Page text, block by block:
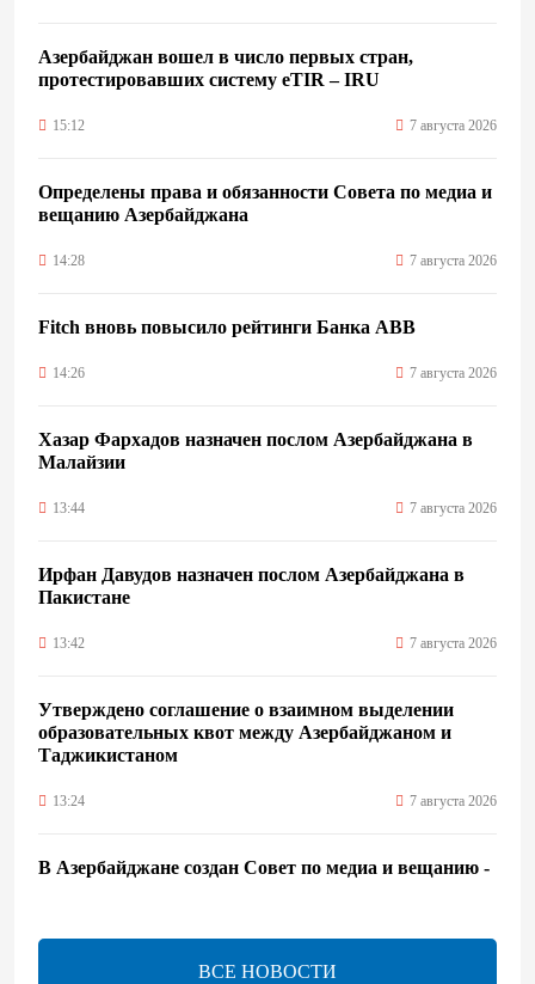
Азербайджан вошел в число первых стран,
протестировавших систему eTIR – IRU
15:12 7 августа 2026
Определены права и обязанности Совета по медиа и
вещанию Азербайджана
14:28 7 августа 2026
Fitch вновь повысило рейтинги Банка ABB
14:26 7 августа 2026
Хазар Фархадов назначен послом Азербайджана в
Малайзии
13:44 7 августа 2026
Ирфан Давудов назначен послом Азербайджана в
Пакистане
13:42 7 августа 2026
Утверждено соглашение о взаимном выделении
образовательных квот между Азербайджаном и
Таджикистаном
13:24 7 августа 2026
В Азербайджане создан Совет по медиа и вещанию -
13:16 7 августа 2026
ВСЕ НОВОСТИ